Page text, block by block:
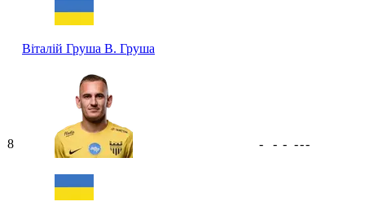
Віталій Груша В. Груша
8 - - - ---